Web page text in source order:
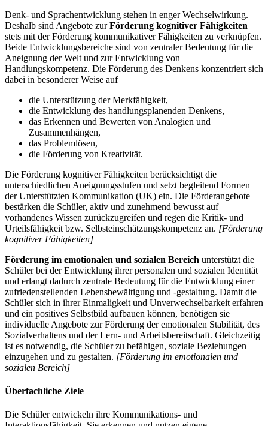
Denk- und Sprachentwicklung stehen in enger Wechselwirkung.
Deshalb sind Angebote zurFörderung kognitiver Fähigkeiten
stets mit der Förderung kommunikativer Fähigkeiten zu verknüpfen.
Beide Entwicklungsbereiche sind von zentraler Bedeutung für die
Aneignung der Welt und zur Entwicklung von
Handlungskompetenz. Die Förderung des Denkens konzentriert sich
dabei in besonderer Weise auf
die Unterstützung der Merkfähigkeit,
die Entwicklung des handlungsplanenden Denkens,
das Erkennen und Bewerten von Analogien und
Zusammenhängen,
das Problemlösen,
die Förderung von Kreativität.
Die Förderung kognitiver Fähigkeiten berücksichtigt die
unterschiedlichen Aneignungsstufen und setzt begleitend Formen
der Unterstützten Kommunikation (UK) ein. Die Förderangebote
bestärken die Schüler, aktiv und zunehmend bewusst auf
vorhandenes Wissen zurückzugreifen und regen die Kritik- und
Urteilsfähigkeit bzw. Selbsteinschätzungskompetenz an. [Förderung
kognitiver Fähigkeiten]
Förderung im emotionalen und sozialen Bereich unterstützt die
Schüler bei der Entwicklung ihrer personalen und sozialen Identität
und erlangt dadurch zentrale Bedeutung für die Entwicklung einer
zufriedenstellenden Lebensbewältigung und -gestaltung. Damit die
Schüler sich in ihrer Einmaligkeit und Unverwechselbarkeit erfahren
und ein positives Selbstbild aufbauen können, benötigen sie
individuelle Angebote zur Förderung der emotionalen Stabilität, des
Sozialverhaltens und der Lern- und Arbeitsbereitschaft. Gleichzeitig
ist es notwendig, die Schüler zu befähigen, soziale Beziehungen
einzugehen und zu gestalten. [Förderung im emotionalen und
sozialen Bereich]
Überfachliche Ziele
Die Schüler entwickeln ihre Kommunikations- und